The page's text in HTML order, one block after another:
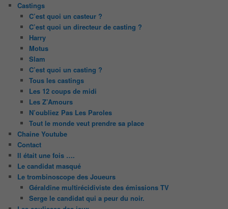
Castings
C’est quoi un casteur ?
C’est quoi un directeur de casting ?
Harry
Motus
Slam
C’est quoi un casting ?
Tous les castings
Les 12 coups de midi
Les Z’Amours
N’oubliez Pas Les Paroles
Tout le monde veut prendre sa place
Chaine Youtube
Contact
Il était une fois ….
Le candidat masqué
Le trombinoscope des Joueurs
Géraldine multirécidiviste des émissions TV
Serge le candidat qui a peur du noir.